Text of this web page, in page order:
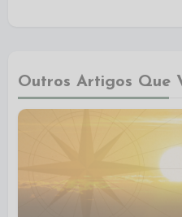
Outros Artigos Que